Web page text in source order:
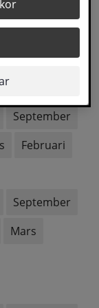
Mars
September
Februari
September
Mars